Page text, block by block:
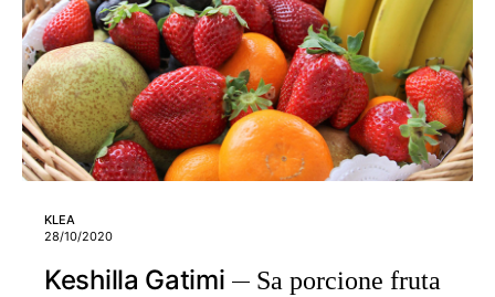
KLEA
28/10/2020
Keshilla Gatimi
Sa porcione fruta